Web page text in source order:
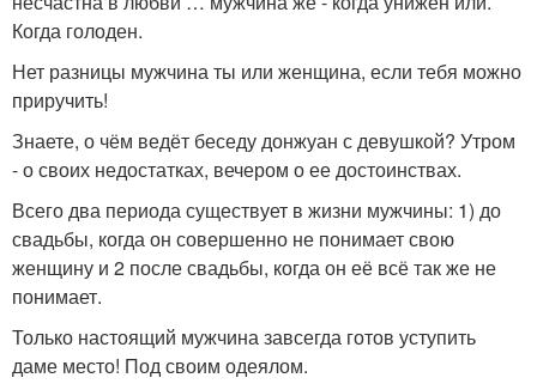
Когда голоден.
Нет разницы мужчина ты или женщина, если тебя можно
приручить!
Знаете, о чём ведёт беседу донжуан с девушкой? Утром
- о своих недостатках, вечером о ее достоинствах.
Всего два периода существует в жизни мужчины: 1) до
свадьбы, когда он совершенно не понимает свою
женщину и 2 после свадьбы, когда он её всё так же не
понимает.
Только настоящий мужчина завсегда готов уступить
даме место! Под своим одеялом.